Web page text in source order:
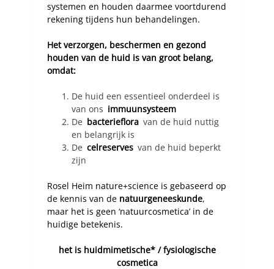
systemen en houden daarmee voortdurend
rekening tijdens hun behandelingen.
Het verzorgen, beschermen en gezond
houden van de huid is van groot belang,
omdat:
De huid een essentieel onderdeel is
van ons immuunsysteem
De bacterieflora van de huid nuttig
en belangrijk is
De celreserves van de huid beperkt
zijn
Rosel Heim nature+science is gebaseerd op
de kennis van de natuurgeneeskunde,
maar het is geen ‘natuurcosmetica’ in de
huidige betekenis.
het is huidmimetische* / fysiologische
cosmetica